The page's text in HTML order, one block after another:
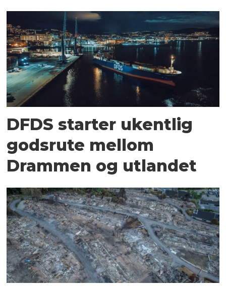
DFDS starter ukentlig
godsrute mellom
Drammen og utlandet